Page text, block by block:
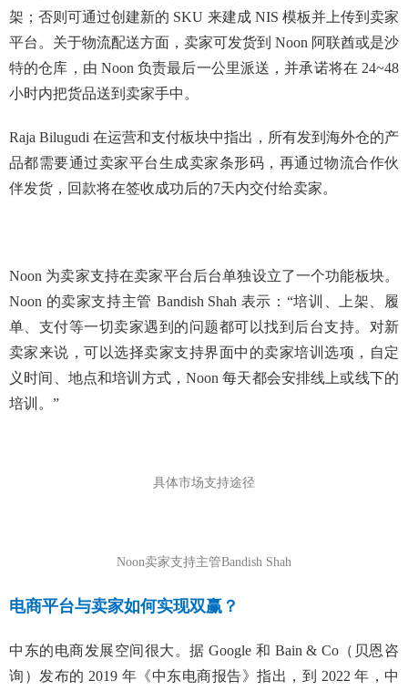
架；否则可通过创建新的 SKU 来建成 NIS 模板并上传到卖家
平台。关于物流配送方面，卖家可发货到 Noon 阿联酋或是沙
特的仓库，由 Noon 负责最后一公里派送，并承诺将在 24~48
小时内把货品送到卖家手中。
Raja Bilugudi 在运营和支付板块中指出，所有发到海外仓的产
品都需要通过卖家平台生成卖家条形码，再通过物流合作伙
伴发货，回款将在签收成功后的7天内交付给卖家。
Noon 为卖家支持在卖家平台后台单独设立了一个功能板块。
Noon 的卖家支持主管 Bandish Shah 表示：“培训、上架、履
单、支付等一切卖家遇到的问题都可以找到后台支持。对新
卖家来说，可以选择卖家支持界面中的卖家培训选项，自定
义时间、地点和培训方式，Noon 每天都会安排线上或线下的
培训。”
具体市场支持途径
Noon卖家支持主管Bandish Shah
电商平台与卖家如何实现双赢？
中东的电商发展空间很大。据 Google 和 Bain & Co（贝恩咨
询）发布的 2019 年《中东电商报告》指出，到 2022 年，中